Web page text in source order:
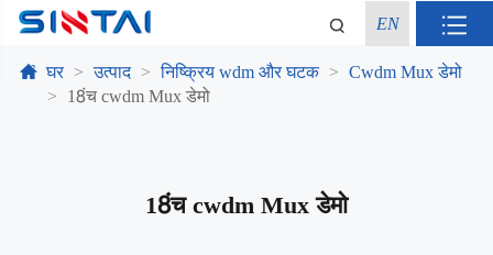
EN
घर उत्पाद निष्क्रिय wdm और घटक
Cwdm Mux डेमो
18ंच cwdm Mux डेमो
18ंच cwdm Mux डेमो